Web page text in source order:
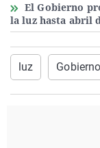
El Gobierno
la luz hasta abril
luz Gobierno